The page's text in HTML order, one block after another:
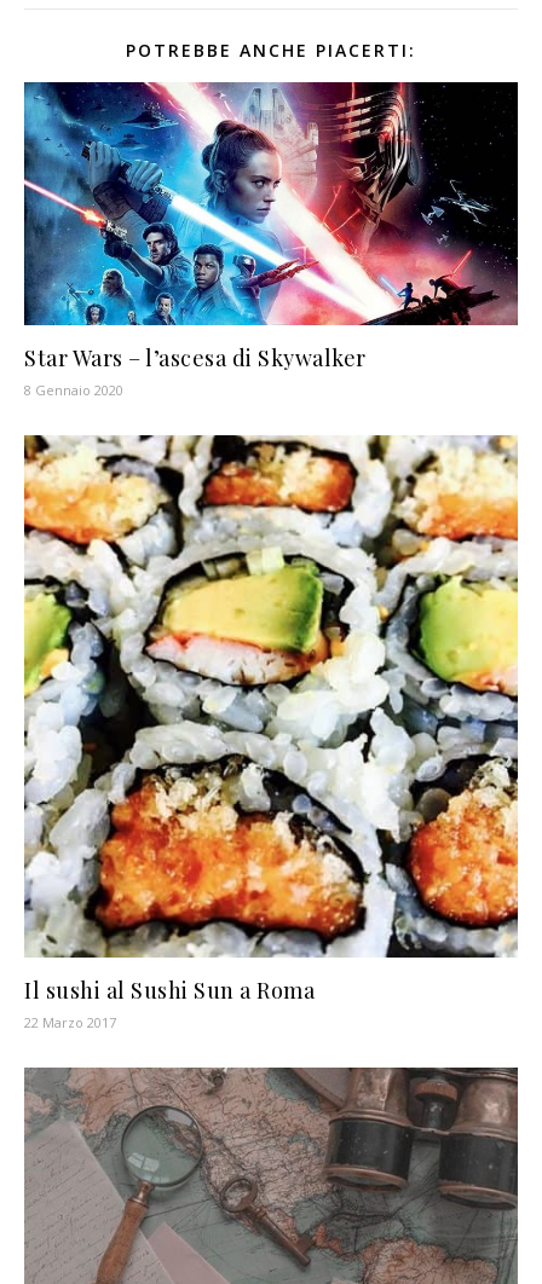
POTREBBE ANCHE PIACERTI:
Star Wars – l’ascesa di Skywalker
8 Gennaio 2020
Il sushi al Sushi Sun a Roma
22 Marzo 2017